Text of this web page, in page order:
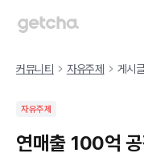
커뮤니티 자유주제 게시
자유주제
연매출 100억